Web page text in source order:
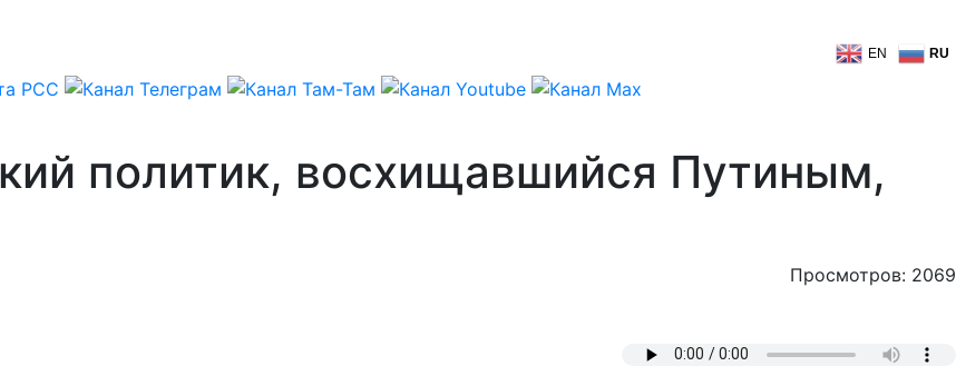
EN RU
политик, восхищавшийся Путиным,
Просмотров: 2069